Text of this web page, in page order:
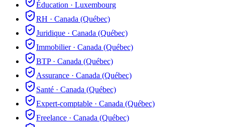
Éducation · Luxembourg
RH · Canada (Québec)
Juridique · Canada (Québec)
Immobilier· Canada (Québec)
BTP· Canada (Québec)
Assurance · Canada (Québec)
Santé · Canada (Québec)
Expert-comptable · Canada (Québec)
Freelance · Canada (Québec)